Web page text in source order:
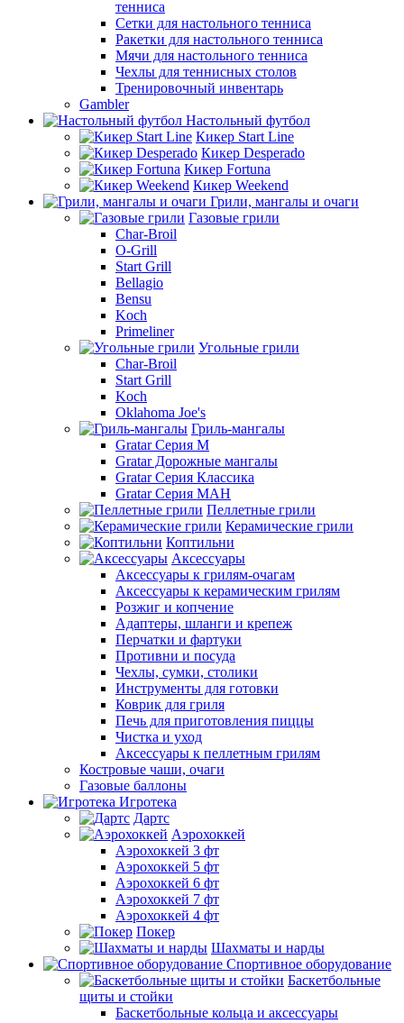
тенниса
Сетки для настольного тенниса
Ракетки для настольного тенниса
Мячи для настольного тенниса
Чехлы для теннисных столов
Тренировочный инвентарь
Gambler
Настольный футбол
Кикер Start Line
Кикер Desperado
Кикер Fortuna
Кикер Weekend
Грили, мангалы и очаги
Газовые грили
Char-Broil
O-Grill
Start Grill
Bellagio
Bensu
Koch
Primeliner
Угольные грили
Char-Broil
Start Grill
Koch
Oklahoma Joe's
Гриль-мангалы
Gratar Серия M
Gratar Дорожные мангалы
Gratar Серия Классика
Gratar Серия МАН
Пеллетные грили
Керамические грили
Коптильни
Аксессуары
Аксессуары к грилям-очагам
Аксессуары к керамическим грилям
Розжиг и копчение
Адаптеры, шланги и крепеж
Перчатки и фартуки
Противни и посуда
Чехлы, сумки, столики
Инструменты для готовки
Коврик для гриля
Печь для приготовления пиццы
Чистка и уход
Аксессуары к пеллетным грилям
Костровые чаши, очаги
Газовые баллоны
Игротека
Дартс
Аэрохоккей
Аэрохоккей 3 фт
Аэрохоккей 5 фт
Аэрохоккей 6 фт
Аэрохоккей 7 фт
Аэрохоккей 4 фт
Покер
Шахматы и нарды
Спортивное оборудование
Баскетбольные
щиты и стойки
Баскетбольные кольца и аксессуары